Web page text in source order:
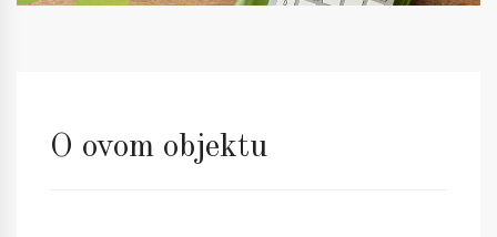
O ovom objektu